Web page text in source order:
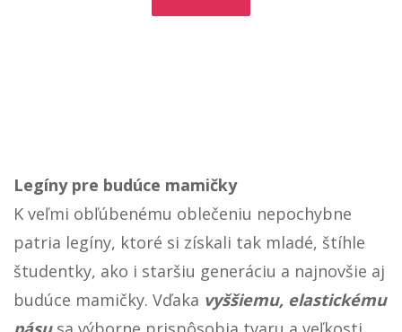
Legíny pre budúce mamičky
K veľmi obľúbenému oblečeniu nepochybne
patria legíny, ktoré si získali tak mladé, štíhle
študentky, ako i staršiu generáciu a najnovšie aj
budúce mamičky. Vďaka
vyššiemu, elastickému